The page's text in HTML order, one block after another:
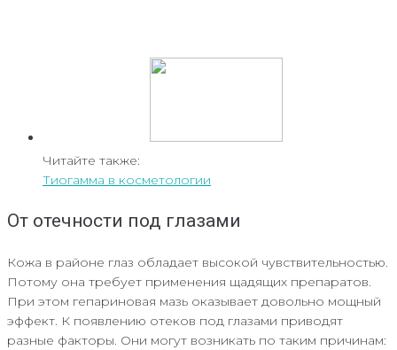
Читайте также:
Тиогамма в косметологии
От отечности под глазами
Кожа в районе глаз обладает высокой чувствительностью.
Потому она требует применения щадящих препаратов.
При этом гепариновая мазь оказывает довольно мощный
эффект. К появлению отеков под глазами приводят
разные факторы. Они могут возникать по таким причинам: